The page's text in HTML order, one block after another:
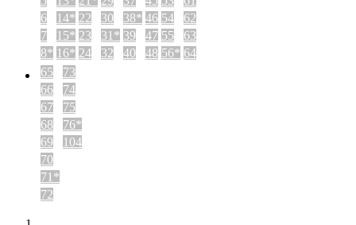
6
14* 22 30 38* 46 54
62
7
15* 23 31* 39 47 55
63
8* 16* 24 32 40 48 56* 64
65
73
66
74
67
75
68
76*
69
104
70
71*
72